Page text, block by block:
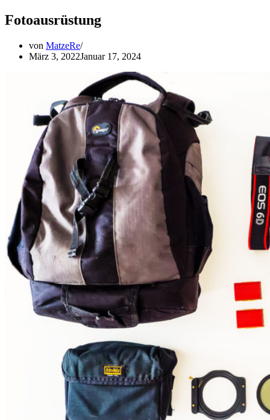
Fotoausrüstung
von MatzeRe
März 3, 2022Januar 17, 2024